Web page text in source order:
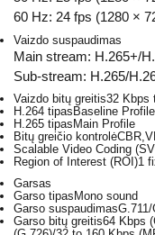
60 Hz: 24 fps (1280 ×
Vaizdo suspaudimas
Main stream: H.265+/
Sub-stream: H.265/
Vaizdo bitų greitis32 Kbps
H.264 tipas Baseline
H.265 tipas Main Profile
Bitų greičio kontrolė
Scalable Video Coding
Region of Interest (ROI)1
Garsas
Garso tipas Mono sound
Garso suspaudimas
Garso bitų greitis64 Kbps